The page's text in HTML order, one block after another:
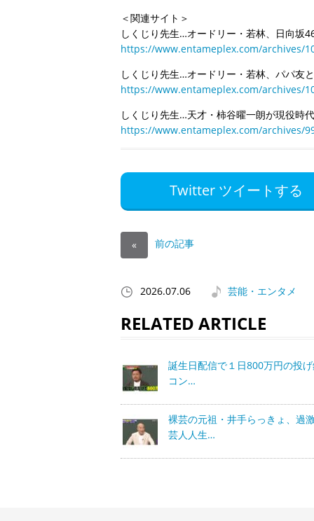
＜関連サイト＞
しくじり先生…オードリー・若林、日向坂
https://www.entameplex.com/archives/
しくじり先生…オードリー・若林、パパ友
https://www.entameplex.com/archives/
しくじり先生…天才・柿谷曜一朗が現役時
https://www.entameplex.com/archives/
Twitter ツイートする
« 前の記事
2026.07.06 芸能・エンタメ
RELATED ARTICLE
誕生日配信で１日800万円の投
コン…
裸芸の元祖・井手らっきょ、過
芸人人生…